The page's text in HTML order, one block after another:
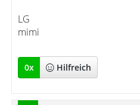
LG
mimi
0x Hilfreich